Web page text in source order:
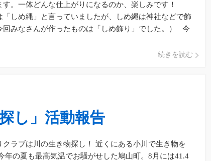
す。一体どんな仕上がりになるのか、楽しみです！
「しめ縄」と言っていましたが、しめ縄は神社などで飾
回みなさんが作ったものは「しめ飾り」でした。） 今
続きを読む
し」活動報告
クラブは川の生き物探し！ 近くにある小川で生き物を
年の夏も最高気温でお騒がせした鳩山町。8月には41.4